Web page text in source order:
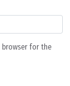
browser for the